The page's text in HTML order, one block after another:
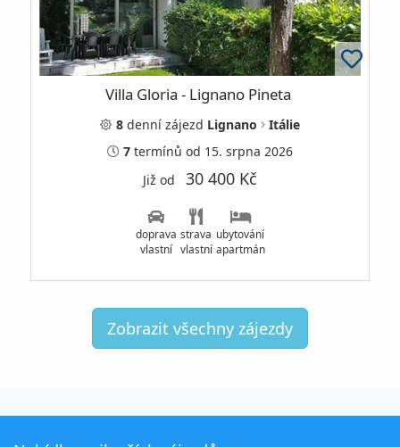
Villa Gloria - Lignano Pineta
8 denní zájezd Lignano
Itálie
7 termínů od 15. srpna 2026
Již od 30 400 Kč
doprava
vlastní
strava
vlastní
ubytování
apartmán
Zobrazit všechny zájezdy